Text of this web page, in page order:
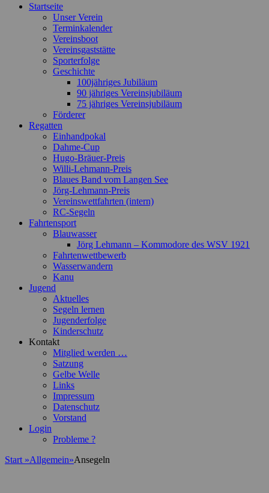
Zum
Startseite
Unser Verein
Terminkalender
Vereinsboot
Vereinsgaststätte
Sporterfolge
Geschichte
100jähriges Jubiläum
90 jähriges Vereinsjubiläum
75 jähriges Vereinsjubiläum
Förderer
Regatten
Einhandpokal
Dahme-Cup
Hugo-Bräuer-Preis
Willi-Lehmann-Preis
Blaues Band vom Langen See
Jörg-Lehmann-Preis
Vereinswettfahrten (intern)
RC-Segeln
Fahrtensport
Blauwasser
Jörg Lehmann – Kommodore des WSV 1921
Fahrtenwettbewerb
Wasserwandern
Kanu
Jugend
Aktuelles
Segeln lernen
Jugenderfolge
Kinderschutz
Kontakt
Mitglied werden …
Satzung
Gelbe Welle
Links
Impressum
Datenschutz
Vorstand
Login
Probleme ?
Start »Allgemein»Ansegeln